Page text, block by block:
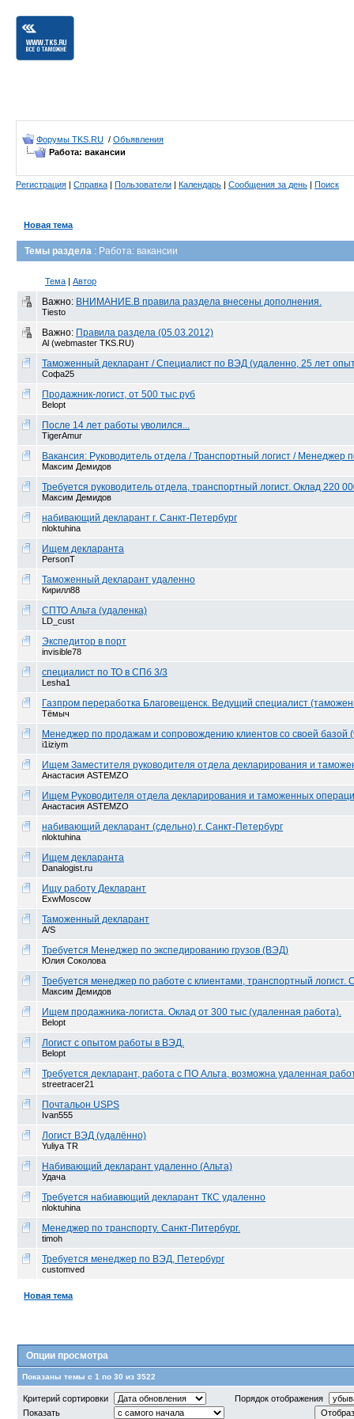
Форумы TKS.RU / Объявления
Работа: вакансии
Регистрация | Справка | Пользователи | Календарь | Сообщения за день | Поиск
Новая тема
Темы раздела : Работа: вакансии
Тема | Автор
Важно: ВНИМАНИЕ.В правила раздела внесены дополнения.
Tiesto
Важно: Правила раздела (05.03.2012)
Al (webmaster TKS.RU)
Таможенный декларант / Специалист по ВЭД (удаленно, 25 лет
Софа25
Продажник-логист, от 500 тыс руб
Belopt
После 14 лет работы уволился...
TigerAmur
Вакансия: Руководитель отдела / Транспортный логист / Менеджер
Максим Демидов
Требуется руководитель отдела, транспортный логист. Оклад 220
Максим Демидов
набивающий декларант г. Санкт-Петербург
nloktuhina
Ищем декларанта
PersonT
Таможенный декларант удаленно
Кирилл88
СПТО Альта (удаленка)
LD_cust
Экспедитор в порт
invisible78
специалист по ТО в СПб 3/3
Lesha1
Газпром переработка Благовещенск. Ведущий специалист
Тёмыч
Менеджер по продажам и сопровождению клиентов со своей базой
i1iziym
Ищем Заместителя руководителя отдела декларирования и
Анастасия ASTEMZO
Ищем Руководителя отдела декларирования и таможенных
Анастасия ASTEMZO
набивающий декларант (сдельно) г. Санкт-Петербург
nloktuhina
Ищем декларанта
Danalogist.ru
Ищу работу Декларант
ExwMoscow
Таможенный декларант
A/S
Требуется Менеджер по экспедированию грузов (ВЭД)
Юлия Соколова
Требуется менеджер по работе с клиентами, транспортный логист.
Максим Демидов
Ищем продажника-логиста. Оклад от 300 тыс (удаленная работа).
Belopt
Логист с опытом работы в ВЭД.
Belopt
Требуется декларант, работа с ПО Альта, возможна удаленная
streetracer21
Почтальон USPS
Ivan555
Логист ВЭД (удалённо)
Yuliya TR
Набивающий декларант удаленно (Альта)
Удача
Требуется набиавющий декларант ТКС удаленно
nloktuhina
Менеджер по транспорту. Санкт-Питербург.
timoh
Требуется менеджер по ВЭД, Петербург
customved
Новая тема
Опции просмотра
Показаны темы с 1 по 30 из 3522
Критерий сортировки
Порядок отображения
Показать